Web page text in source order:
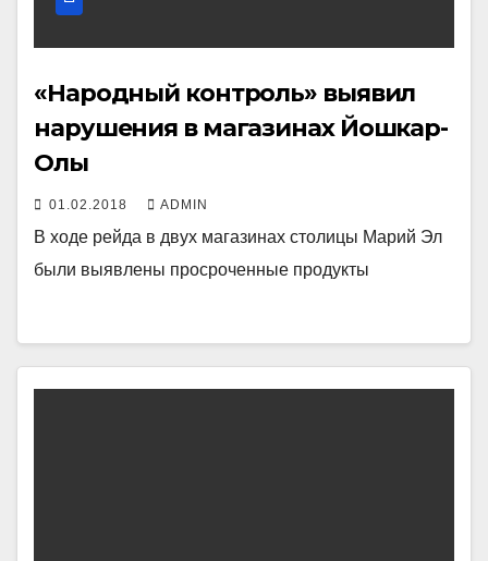
«Народный контроль» выявил
нарушения в магазинах Йошкар-
Олы
01.02.2018 ADMIN
В ходе рейда в двух магазинах столицы Марий Эл
были выявлены просроченные продукты